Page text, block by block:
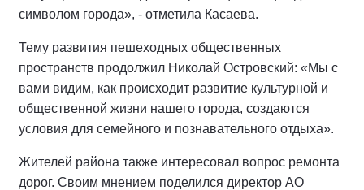
символом города», - отметила Касаева.
Тему развития пешеходных общественных
пространств продолжил Николай Островский: «Мы с
вами видим, как происходит развитие культурной и
общественной жизни нашего города, создаются
условия для семейного и познавательного отдыха».
Жителей района также интересовал вопрос ремонта
дорог. Своим мнением поделился директор АО